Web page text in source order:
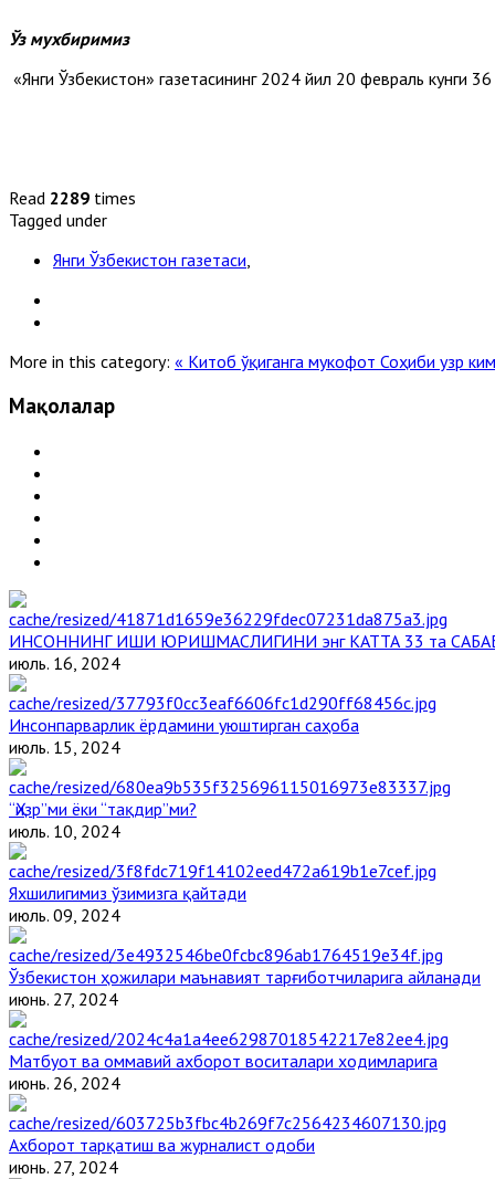
Ўз мухбиримиз
«Янги Ўзбекистон» газетасининг 2024 йил 20 февраль кунги
Read 2289 times
Tagged under
Янги Ўзбекистон газетаси
More in this category: « Китоб ўқиганга мукофот Соҳиби узр
Мақолалар
ИНСОННИНГ ИШИ ЮРИШМАСЛИГИНИ энг КАТТА 33 та
июль. 16, 2024
Инсонпарварлик ёрдамини уюштирган саҳоба
июль. 15, 2024
“Ҳизр”ми ёки “тақдир”ми?
июль. 10, 2024
Яхшилигимиз ўзимизга қайтади
июль. 09, 2024
Ўзбекистон ҳожилари маънавият тарғиботчиларига айланади
июнь. 27, 2024
Матбуот ва оммавий ахборот воситалари ходимларига
июнь. 26, 2024
Ахборот тарқатиш ва журналист одоби
июнь. 27, 2024